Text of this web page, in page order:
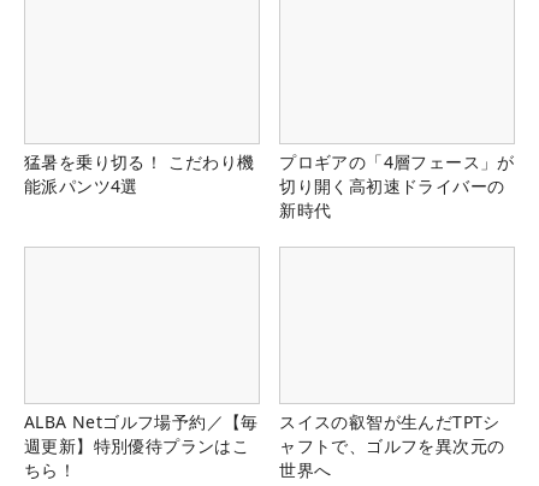
猛暑を乗り切る！ こだわり機
能派パンツ4選
プロギアの「4層フェース」が
切り開く高初速ドライバーの
新時代
ALBA Netゴルフ場予約／【毎
週更新】特別優待プランはこ
ちら！
スイスの叡智が生んだTPTシ
ャフトで、ゴルフを異次元の
世界へ